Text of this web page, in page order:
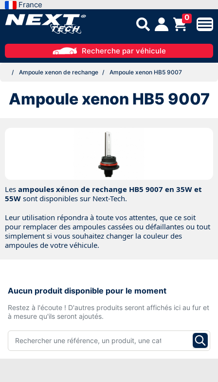
France
0
Recherche par véhicule
Ampoule xenon de rechange Ampoule xenon HB5 9007
Ampoule xenon HB5 9007
Les ampoules xénon de rechange HB5 9007 en 35W et
55W sont disponibles sur Next-Tech.
Leur utilisation répondra à toute vos attentes, que ce soit
pour remplacer des ampoules cassées ou défaillantes ou tout
simplement si vous souhaitez changer la couleur des
ampoules de votre véhicule.
Aucun produit disponible pour le moment
Restez à l'écoute ! D'autres produits seront affichés ici au fur et
à mesure qu'ils seront ajoutés.